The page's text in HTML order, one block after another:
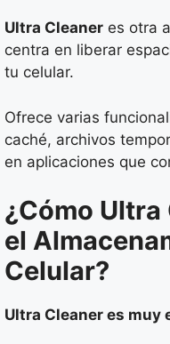
Ultra Cleaner es otra
centra en liberar
tu celular.
Ofrece varias
caché, archivos
en aplicaciones que
¿Cómo
el
Celular?
Ultra Cleaner es muy